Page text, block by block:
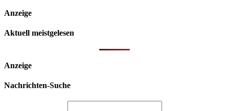
Anzeige
Aktuell meistgelesen
Anzeige
Nachrichten-Suche